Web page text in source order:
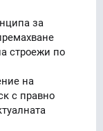
за
строежи по
на
с правно